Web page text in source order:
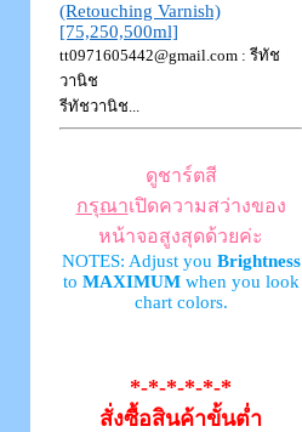
(Retouching Varnish)
[75,250,500ml]
tt0971605442@gmail.com : รีทัช
วานิช
รีทัชวานิช...
ดูชาร์ตสี
กรุณาเปิดความสว่างของ
หน้าจอสูงสุดด้วยค่ะ
NOTES: Adjust you Brightness
to MAXIMUMwhen you look
chart colors.
*-*-*-*-*-*
สั่งซื้อสินค้าขั้นต่ำ